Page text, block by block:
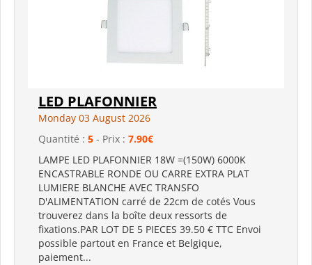
LED PLAFONNIER
Monday 03 August 2026
Quantité : 5 - Prix : 7.90€
LAMPE LED PLAFONNIER 18W =(150W) 6000K
ENCASTRABLE RONDE OU CARRE EXTRA PLAT
LUMIERE BLANCHE AVEC TRANSFO
D'ALIMENTATION carré de 22cm de cotés Vous
trouverez dans la boîte deux ressorts de
fixations.PAR LOT DE 5 PIECES 39.50 € TTC Envoi
possible partout en France et Belgique,
paiement...